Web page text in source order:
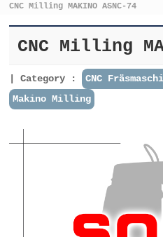
CNC Milling MAKINO ASNC-74
CNC Milling
Category : CNC
Makino Milling